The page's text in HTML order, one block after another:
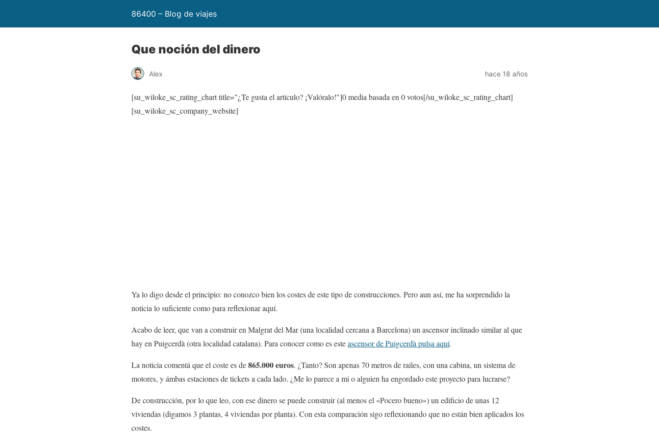
86400 – Blog de viajes
Que noción del dinero
Alex hace 18 años
[su_wiloke_sc_rating_chart title="¿Te gusta el artículo? ¡Valóralo!"]0media basada en 0votos[/su_wiloke_sc_rating_chart]
[su_wiloke_sc_company_website]
Ya lo digo desde el principio: no conozco bien los costes de este tipo de construcciones. Pero aun así, me ha sorprendido la
noticia lo suficiente como para reflexionar aquí.
Acabo de leer, que van a construir en Malgrat del Mar (una localidad cercana a Barcelona) un ascensor inclinado similar al que
hay en Puigcerdà (otra localidad catalana). Para conocer como es esteascensor de Puigcerdà pulsa aquí.
La noticia comentá que el coste es de865.000 euros. ¿Tanto? Son apenas 70 metros de railes, con una cabina, un sistema de
motores, y ámbas estaciones de tickets a cada lado. ¿Me lo parece a mi o alguien ha engordado este proyecto para lucrarse?
De construcción, por lo que leo, con ese dinero se puede construir (al menos el «Pocero bueno») un edificio de unas 12
viviendas (digamos 3 plantas, 4 viviendas por planta). Con esta comparación sigo reflexionando que no están bien aplicados los
costes.